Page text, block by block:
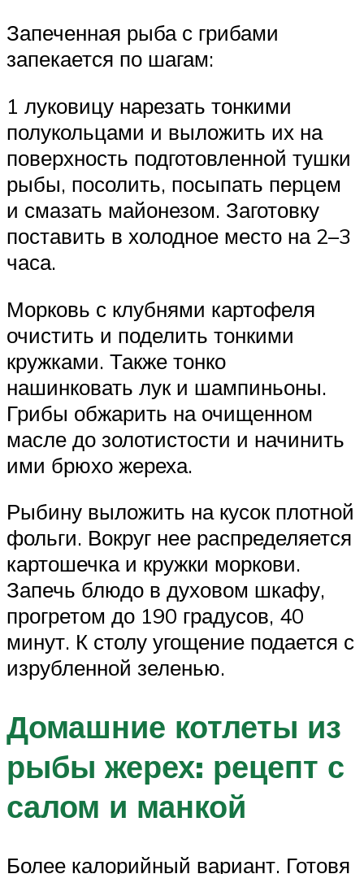
Запеченная рыба с грибами
запекается по шагам:
1 луковицу нарезать тонкими
полукольцами и выложить их на
поверхность подготовленной тушки
рыбы, посолить, посыпать перцем
и смазать майонезом. Заготовку
поставить в холодное место на 2–3
часа.
Морковь с клубнями картофеля
очистить и поделить тонкими
кружками. Также тонко
нашинковать лук и шампиньоны.
Грибы обжарить на очищенном
масле до золотистости и начинить
ими брюхо жереха.
Рыбину выложить на кусок плотной
фольги. Вокруг нее распределяется
картошечка и кружки моркови.
Запечь блюдо в духовом шкафу,
прогретом до 190 градусов, 40
минут. К столу угощение подается с
изрубленной зеленью.
Домашние котлеты из
рыбы жерех: рецепт с
салом и манкой
Более калорийный вариант. Готовя